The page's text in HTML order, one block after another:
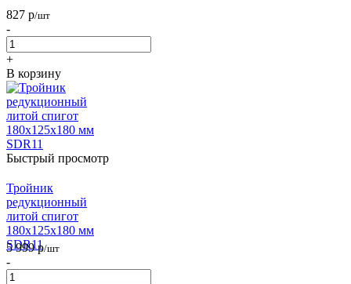
827 р/шт
-
+
В корзину
Быстрый просмотр
Тройник
редукционный
литой спигот
180х125х180 мм
SDR11
5 999р/шт
-